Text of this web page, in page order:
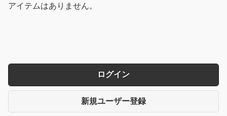
アイテムはありません。
ログイン
新規ユーザー登録